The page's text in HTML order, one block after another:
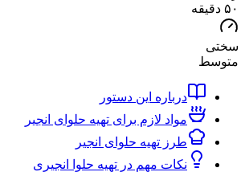
درباره این دستور
مواد لازم برای تهیه حلوای انجیر
طرز تهیه حلوای انجیر
نکات مهم در تهیه حلوا انجیری